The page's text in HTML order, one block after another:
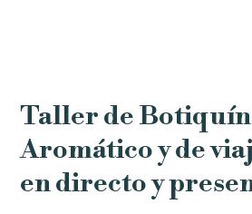
Taller de Botiquín
Aromático y de
en directo y